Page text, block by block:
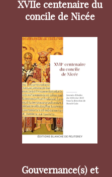
XVIIe centenaire du
concile de Nicée
Gouvernance(s) et